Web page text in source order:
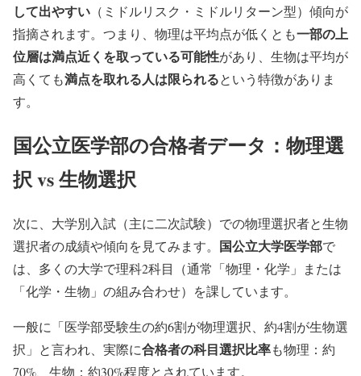
して出やすい （ミドルリスク・ミドルリターン型）傾向が
指摘されます。つまり、物理は平均点が低くとも一部の上
位層は満点近くを取っている可能性があり、生物は平均が
高くても満点を取れる人は限られるという特徴がありま
す。
国公立医学部の合格者データ：物理選
択 vs 生物選択
次に、大学別入試（主に二次試験）での物理選択者と生物
選択者の成績や傾向を見てみます。 国公立大学医学部で
は、多くの大学で理科2科目（通常「物理・化学」または
「化学・生物」の組み合わせ）を課しています。
一般に「医学部受験生の約6割が物理選択、約4割が生物選
択」と言われ、実際に合格者の科目選択比率も物理：約
70%、生物：約30%程度とされています。